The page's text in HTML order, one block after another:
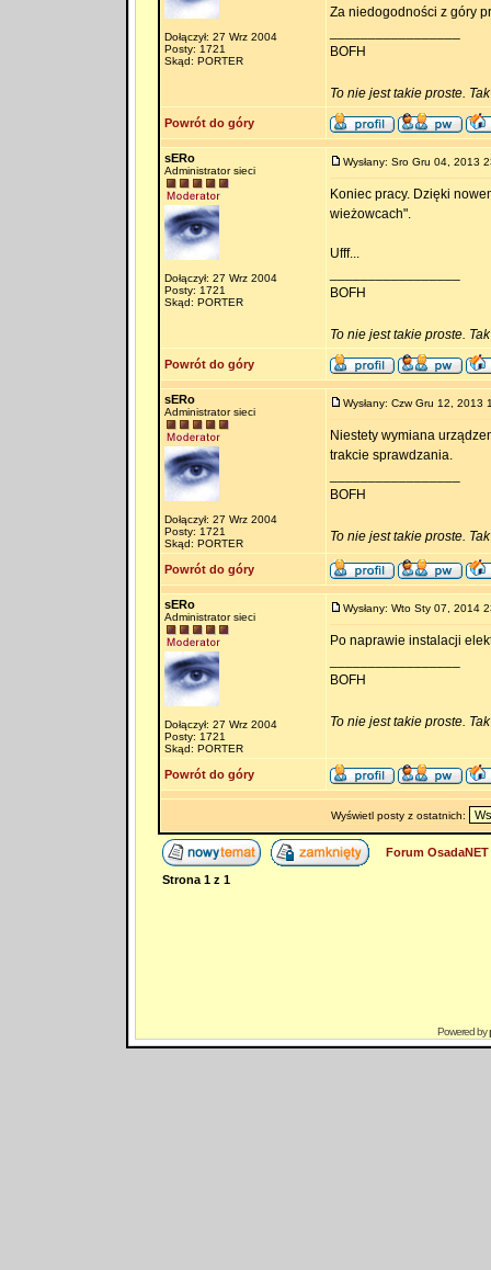
Dołączył: 27 Wrz 2004
Posty: 1721
Skąd: PORTER
Za niedogodności z góry
BOFH
To nie jest takie proste.
Powrót do góry
sERo
Administrator sieci
Dołączył: 27 Wrz 2004
Posty: 1721
Skąd: PORTER
Wysłany: Sro Gru 04, 2013
Koniec pracy. Dzięki
wieżowcach".
Ufff...
BOFH
To nie jest takie proste.
Powrót do góry
sERo
Administrator sieci
Dołączył: 27 Wrz 2004
Posty: 1721
Skąd: PORTER
Wysłany: Czw Gru 12, 2013
Niestety wymiana
trakcie sprawdzania.
BOFH
To nie jest takie proste.
Powrót do góry
sERo
Administrator sieci
Dołączył: 27 Wrz 2004
Posty: 1721
Skąd: PORTER
Wysłany: Wto Sty 07, 2014
Po naprawie instalacji
BOFH
To nie jest takie proste.
Powrót do góry
Wyświetl posty z ostatnich:
Forum
Strona 1z 1
Powered by